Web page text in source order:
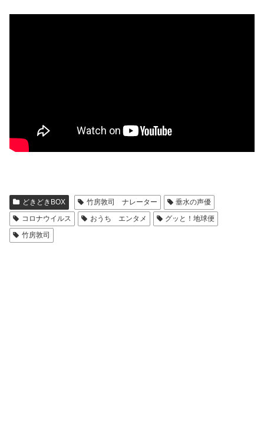
どきどきBOX 竹房敦司 ナレーター
垂水の声優
コロナウイルス
おうち エンタメ
グッと！地球便
竹房敦司